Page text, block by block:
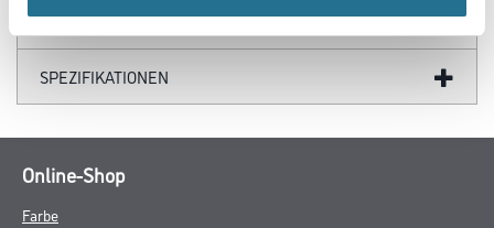
GEFAHRENHINWEISE
SPEZIFIKATIONEN
Online-Shop
Farbe